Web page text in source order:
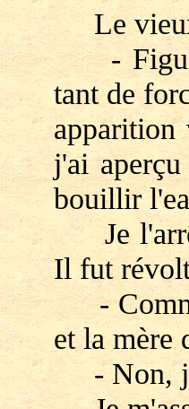
Le
-
tant de
j'ai
bouillir
Je
Il fut
-
et la mère
- Non, je